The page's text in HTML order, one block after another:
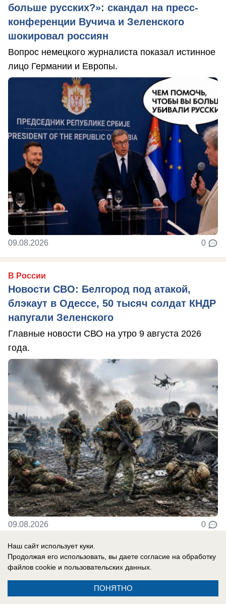
больше русских?»: скандал на пресс-
конференции Вучича и Зеленского
шокировал россиян
Вопрос немецкого журналиста показал истинное
лицо Германии и Европы.
09.08.2026 0
В России
Новости СВО: Белгород под атакой,
блэкаут в Одессе, 50 тысяч солдат КНДР
напугали Зеленского
Главные новости СВО на утро 9 августа 2026
года.
09.08.2026 0
В России
Клава Кока со слезами прочитала
трогательную свадебную клятву Диме
Масленникову: «Я отдаю тебе свое
Наш сайт использует куки.
Продолжая его использовать, вы даете согласие на обработку
файлов cookie и пользовательских данных.
ПОНЯТНО